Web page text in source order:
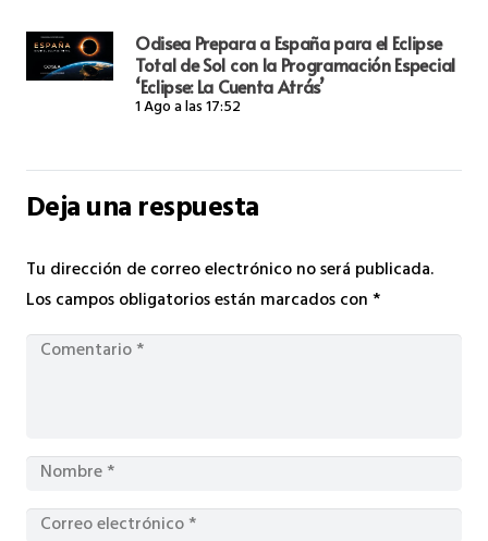
Odisea Prepara a España para el Eclipse
Total de Sol con la Programación Especial
‘Eclipse: La Cuenta Atrás’
1 Ago a las 17:52
Deja una respuesta
Tu dirección de correo electrónico no será publicada.
Los campos obligatorios están marcados con*